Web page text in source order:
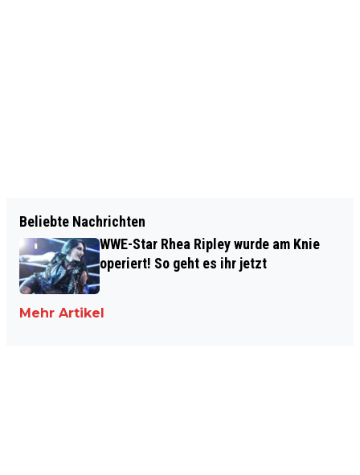
Beliebte Nachrichten
WWE-Star Rhea Ripley wurde am Knie
operiert! So geht es ihr jetzt
Mehr Artikel